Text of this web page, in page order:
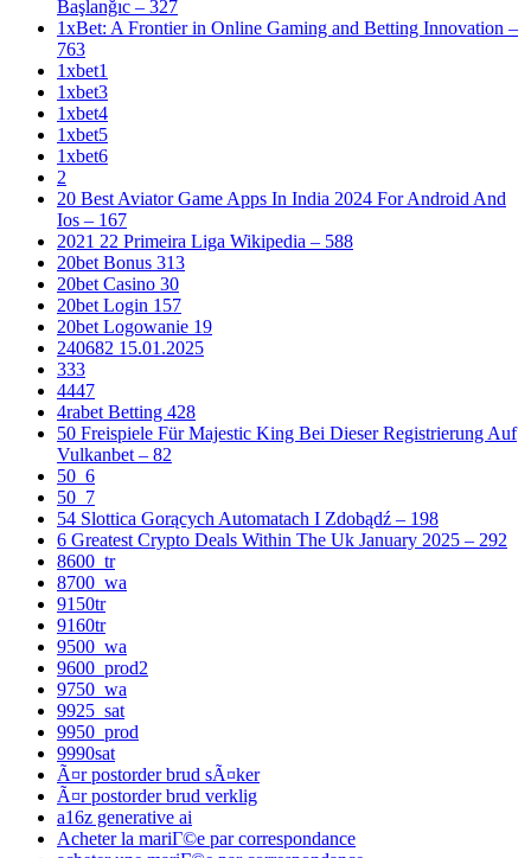
Başlanğıc – 327
1xBet: A Frontier in Online Gaming and Betting Innovation –
763
1xbet1
1xbet3
1xbet4
1xbet5
1xbet6
2
20 Best Aviator Game Apps In India 2024 For Android And
Ios – 167
2021 22 Primeira Liga Wikipedia – 588
20bet Bonus 313
20bet Casino 30
20bet Login 157
20bet Logowanie 19
240682 15.01.2025
333
4447
4rabet Betting 428
50 Freispiele Für Majestic King Bei Dieser Registrierung Auf
Vulkanbet – 82
50_6
50_7
54 Slottica Gorących Automatach I Zdobądź – 198
6 Greatest Crypto Deals Within The Uk January 2025 – 292
8600_tr
8700_wa
9150tr
9160tr
9500_wa
9600_prod2
9750_wa
9925_sat
9950_prod
9990sat
Ã¤r postorder brud sÃ¤ker
Ã¤r postorder brud verklig
a16z generative ai
Acheter la mariГ©e par correspondance